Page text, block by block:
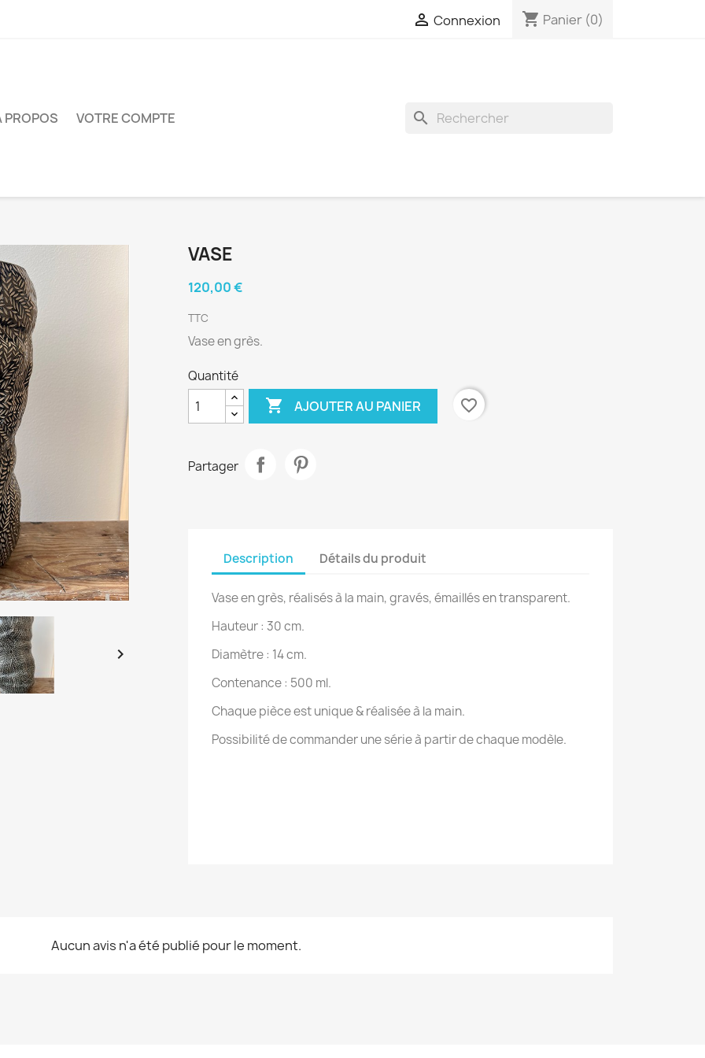
 Connexion shopping_cart Panier (0)
PROPOS VOTRE COMPTE search

VASE
120,00 €
TTC
Vase en grès.
Quantité
 AJOUTER AU PANIER favorite_border
Partager
Description Détails du produit
Vase en grès, réalisés à la main, gravés, émaillés en transparent.
Hauteur : 30 cm.
Diamètre : 14 cm.
Contenance : 500 ml.
Chaque pièce est unique & réalisée à la main.
Possibilité de commander une série à partir de chaque modèle.
Aucun avis n'a été publié pour le moment.